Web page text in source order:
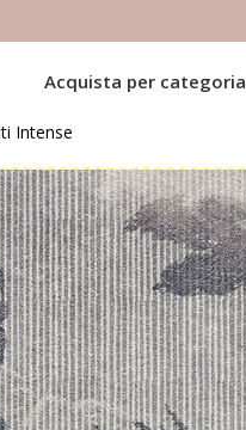
Acquista per categoria
Intense